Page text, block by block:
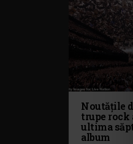
Noutățile
trupe rock
ultima
album